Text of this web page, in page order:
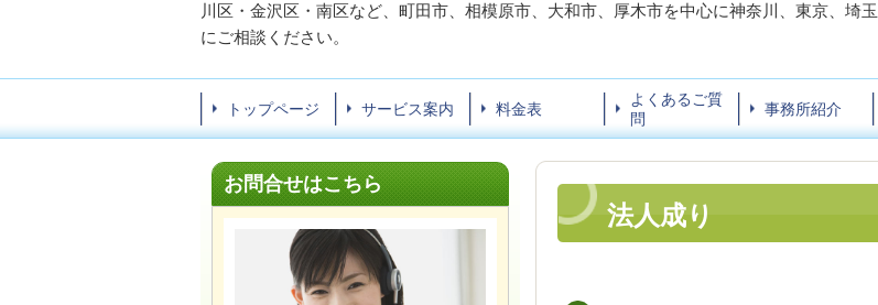
川区・金沢区・南区など、町田市、相模原市、大和市、厚木市を中心に神奈川、東京、埼
にご相談ください。
トップページ サービス案内 料金表
よくあるご質
問
事務所紹介
法人成り
お問合せはこちら